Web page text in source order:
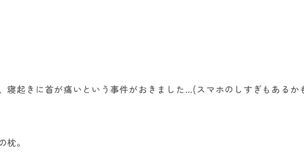
寝起きに首が痛いという事件がおきました…(スマホのしすぎもあるか
。